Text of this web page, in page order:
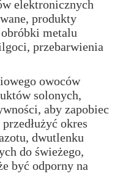
elektronicznych
produkty
metalu
przebarwienia
owoców
solonych,
aby zapobiec
okres
dwutlenku
do świeżego,
być odporny na